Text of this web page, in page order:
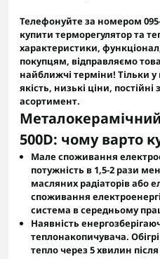
Телефонуйте за номером 095-
купити терморегулятор та
характеристики,
покупцям, відправляємо
найближчі терміни! Тільки
якість, низькі ціни,
асортимент.
Металокерамічний
500D: чому варто
Мале споживання
потужність в 1,5-2 рази
масляних радіаторів або
споживання
система в середньому
Наявність
теплонакопичувача.
тепло через 5 хвилин